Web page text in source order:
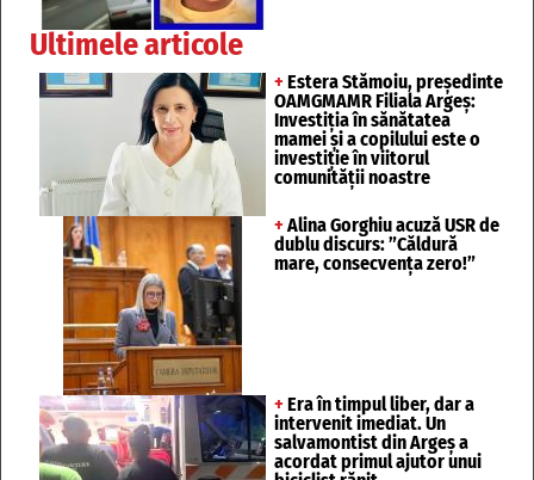
Ultimele articole
+ Estera Stămoiu, președinte
OAMGMAMR Filiala Argeș:
Investiția în sănătatea
mamei și a copilului este o
investiție în viitorul
comunității noastre
+ Alina Gorghiu acuză USR de
dublu discurs: ”Căldură
mare, consecvența zero!”
+ Era în timpul liber, dar a
intervenit imediat. Un
salvamontist din Argeș a
acordat primul ajutor unui